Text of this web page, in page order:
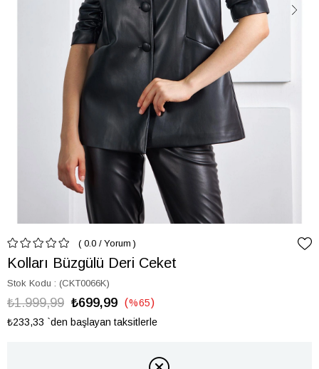
0.0 / Yorum
Kolları Büzgülü Deri Ceket
Stok Kodu (CKT0066K)
₺1.999,99 ₺699,99 %65
İndirim
₺233,33 `den başlayan taksitlerle